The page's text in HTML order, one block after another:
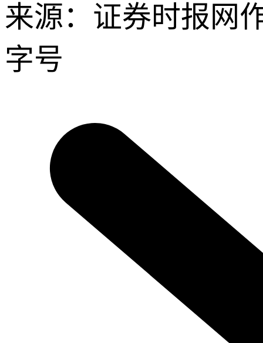
来源：证券时报网
字号